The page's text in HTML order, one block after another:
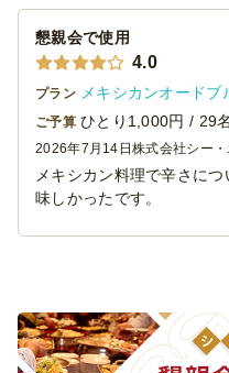
ます。
1品1人前ずつ小分けにさ
べたのもとてもよかったで
機会があればまた利用した
懇親会で使用
4.0
プラン メキシカンオードブ
ご予算 ひとり1,000円 / 29名
2026年7月14日 株式会社シー
メキシカン料理で辛さに
味しかったです。
デザートもついていたの